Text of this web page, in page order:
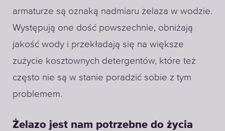
armaturze są oznaką nadmiaru żelaza w wodzie.
Występują one dość powszechnie, obniżają
jakość wody i przekładają się na większe
zużycie kosztownych detergentów, które też
często nie są w stanie poradzić sobie z tym
problemem.
Żelazo jest nam potrzebne do życia